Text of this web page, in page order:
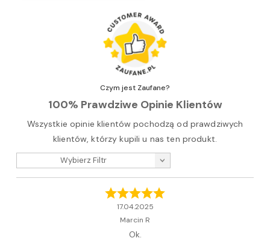
Czym jest Zaufane?
100% Prawdziwe Opinie Klientów
Wszystkie opinie klientów pochodzą od prawdziwych
klientów, którzy kupili u nas ten produkt.
Wybierz Filtr
17.04.2025
Marcin R
Ok.